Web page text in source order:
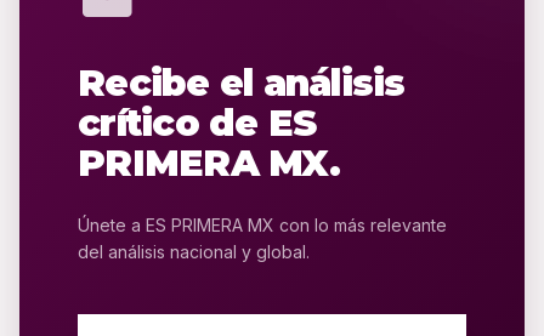
Recibe el análisis
crítico de ES
PRIMERA MX.
Únete a ES PRIMERA MX con lo más relevante
del análisis nacional y global.